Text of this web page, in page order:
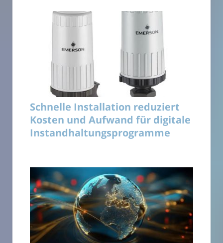
Schnelle Installation reduziert
Kosten und Aufwand für digitale
Instandhaltungsprogramme